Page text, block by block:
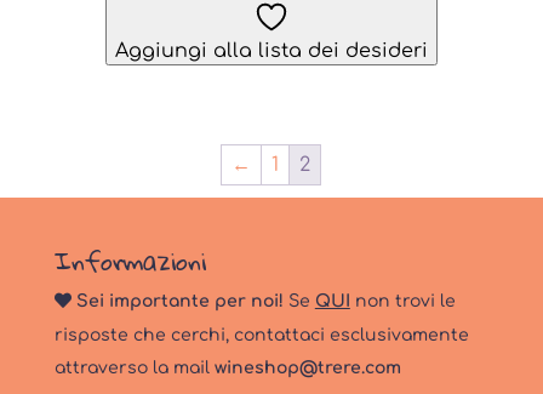
Aggiungi alla lista dei desideri
← 1 2
Informazioni
Sei importante per noi! Se QUI non trovi le
risposte che cerchi, contattaci esclusivamente
attraverso la mail wineshop@trere.com